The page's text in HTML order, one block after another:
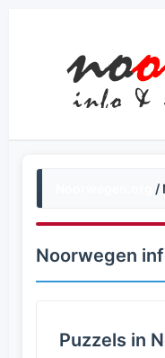
/
Noorwegen
Puzzels in